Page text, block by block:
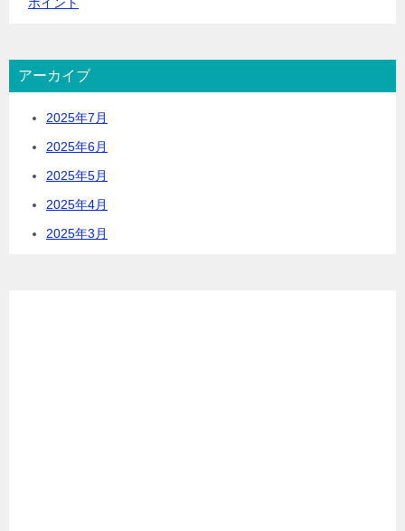
ポイント
アーカイブ
2025年7月
2025年6月
2025年5月
2025年4月
2025年3月